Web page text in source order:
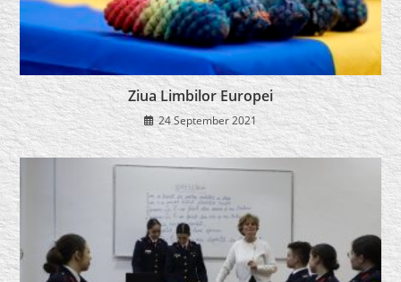
Ziua Limbilor Europei
24 September 2021